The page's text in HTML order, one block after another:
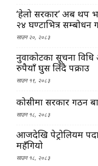
‘हेलो सरकार’ अब थप
२४ घण्टाभित्र सम्बोधन
साउन २०, २०८३
नुवाकोटका सूचना
रुपैयाँ घुस लिँदै पक्राउ
साउन १९, २०८३
कोसीमा सरकार गठन
साउन १८, २०८३
आजदेखि पेट्रोलियम
महँगियो
साउन १८, २०८३